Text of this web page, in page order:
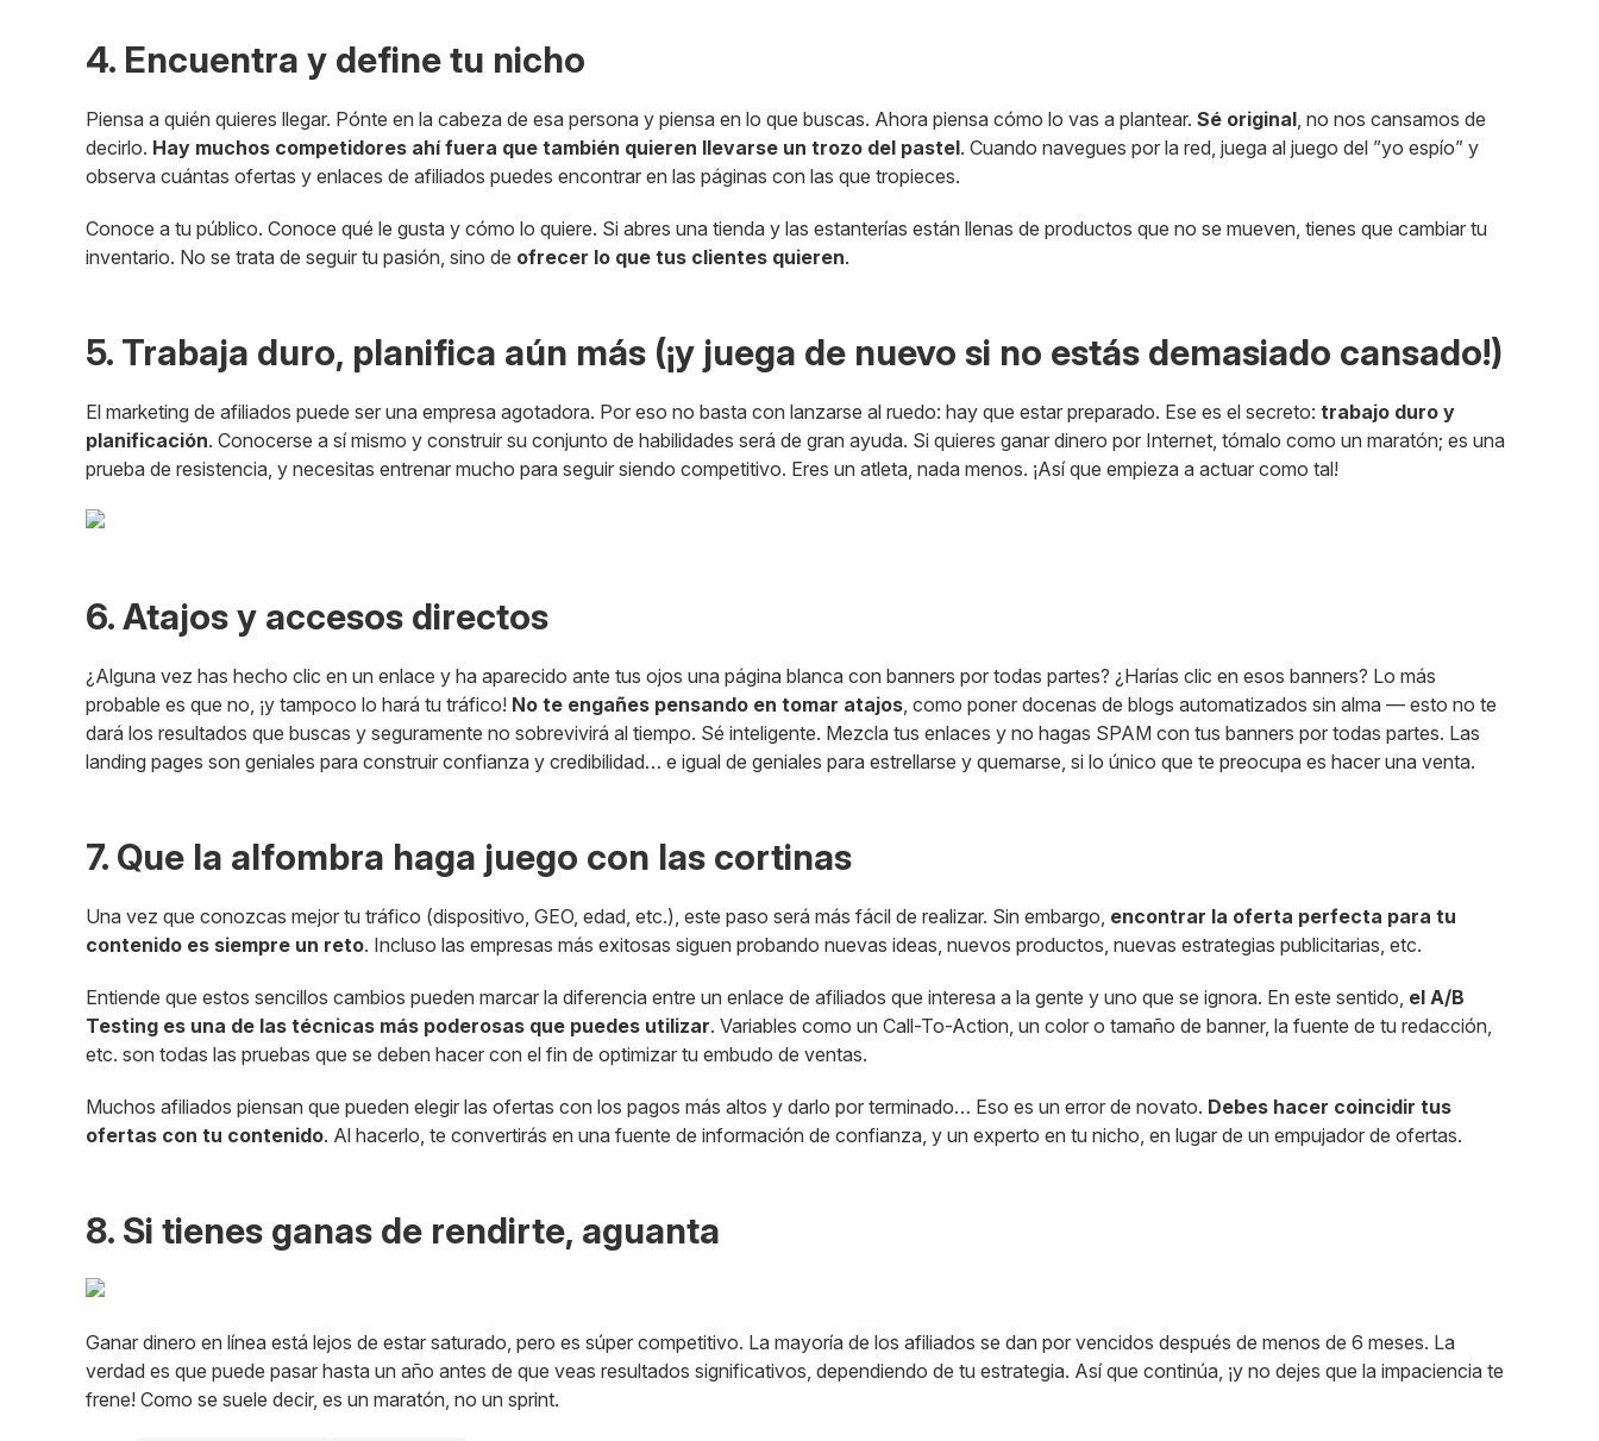
4. Encuentra y define tu nicho
Piensa a quién quieres llegar. Pónte en la cabeza de esa persona y piensa en lo que buscas. Ahora piensa cómo lo vas a plantear. Sé original, no nos cansamos de
decirlo. Hay muchos competidores ahí fuera que también quieren llevarse un trozo del pastel. Cuando navegues por la red, juega al juego del ”yo espío” y
observa cuántas ofertas y enlaces de afiliados puedes encontrar en las páginas con las que tropieces.
Conoce a tu público. Conoce qué le gusta y cómo lo quiere. Si abres una tienda y las estanterías están llenas de productos que no se mueven, tienes que cambiar tu
inventario. No se trata de seguir tu pasión, sino de ofrecer lo que tus clientes quieren.
5. Trabaja duro, planifica aún más (¡y juega de nuevo si no estás demasiado cansado!)
El marketing de afiliados puede ser una empresa agotadora. Por eso no basta con lanzarse al ruedo: hay que estar preparado. Ese es el secreto: trabajo duro y
planificación. Conocerse a sí mismo y construir su conjunto de habilidades será de gran ayuda. Si quieres ganar dinero por Internet, tómalo como un maratón; es una
prueba de resistencia, y necesitas entrenar mucho para seguir siendo competitivo. Eres un atleta, nada menos. ¡Así que empieza a actuar como tal!
6. Atajos y accesos directos
¿Alguna vez has hecho clic en un enlace y ha aparecido ante tus ojos una página blanca con banners por todas partes? ¿Harías clic en esos banners? Lo más
probable es que no, ¡y tampoco lo hará tu tráfico! No te engañes pensando en tomar atajos, como poner docenas de blogs automatizados sin alma — esto no te
dará los resultados que buscas y seguramente no sobrevivirá al tiempo. Sé inteligente. Mezcla tus enlaces y no hagas SPAM con tus banners por todas partes. Las
landing pages son geniales para construir confianza y credibilidad… e igual de geniales para estrellarse y quemarse, si lo único que te preocupa es hacer una venta.
7. Que la alfombra haga juego con las cortinas
Una vez que conozcas mejor tu tráfico (dispositivo, GEO, edad, etc.), este paso será más fácil de realizar. Sin embargo, encontrar la oferta perfecta para tu
contenido es siempre un reto. Incluso las empresas más exitosas siguen probando nuevas ideas, nuevos productos, nuevas estrategias publicitarias, etc.
Entiende que estos sencillos cambios pueden marcar la diferencia entre un enlace de afiliados que interesa a la gente y uno que se ignora. En este sentido, el A/B
Testing es una de las técnicas más poderosas que puedes utilizar. Variables como un Call-To-Action, un color o tamaño de banner, la fuente de tu redacción,
etc. son todas las pruebas que se deben hacer con el fin de optimizar tu embudo de ventas.
Muchos afiliados piensan que pueden elegir las ofertas con los pagos más altos y darlo por terminado… Eso es un error de novato. Debes hacer coincidir tus
ofertas con tu contenido. Al hacerlo, te convertirás en una fuente de información de confianza, y un experto en tu nicho, en lugar de un empujador de ofertas.
8. Si tienes ganas de rendirte, aguanta
Ganar dinero en línea está lejos de estar saturado, pero es súper competitivo. La mayoría de los afiliados se dan por vencidos después de menos de 6 meses. La
verdad es que puede pasar hasta un año antes de que veas resultados significativos, dependiendo de tu estrategia. Así que continúa, ¡y no dejes que la impaciencia te
frene! Como se suele decir, es un maratón, no un sprint.